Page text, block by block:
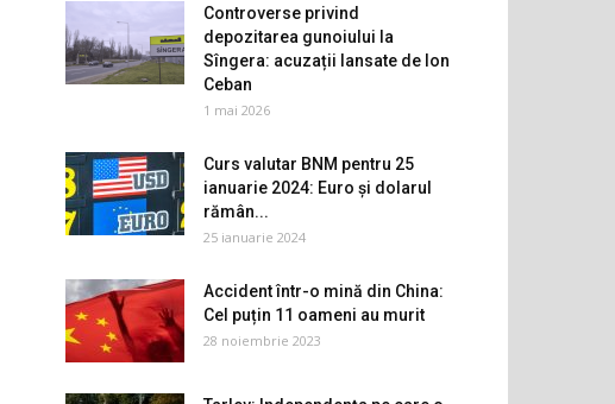
Controverse privind
depozitarea gunoiului la
Sîngera: acuzații lansate de Ion
Ceban
1 mai 2026
Curs valutar BNM pentru 25
ianuarie 2024: Euro și dolarul
rămân...
25 ianuarie 2024
Accident într-o mină din China:
Cel puțin 11 oameni au murit
28 noiembrie 2023